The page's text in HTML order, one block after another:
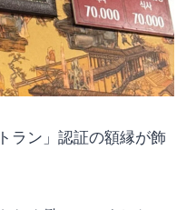
ラン」認証の額縁が飾